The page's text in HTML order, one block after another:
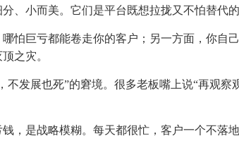
、小而美。它们是平台既想拉拢又不怕替代
怕巨亏都能卷走你的客户；另一方面，你自
之灾。
不发展也死”的窘境。很多老板嘴上说“再观
，是战略模糊。每天都很忙，客户一个不落